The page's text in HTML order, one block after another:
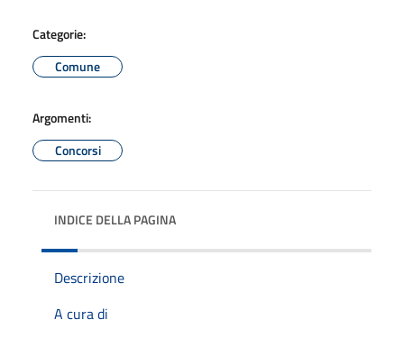
Categorie:
Comune
Argomenti:
Concorsi
INDICE DELLA PAGINA
Descrizione
A cura di